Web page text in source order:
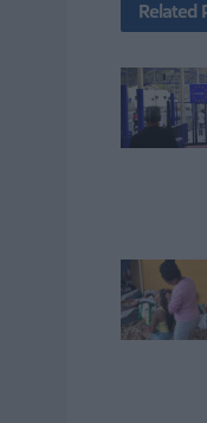
Related